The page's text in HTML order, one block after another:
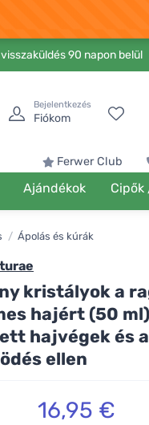
90 napon belül
Bejelentkezés
Fiókom
Ferwer Club
Ajándékok Cipők
/ Ápolás és kúrák
kristályok a
hajért (50
hajvégek és a
ellen
16,95 €